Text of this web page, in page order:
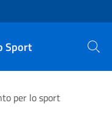
Sport Cerca
per lo sport